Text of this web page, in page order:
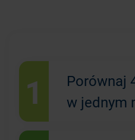
1
Porównaj
w jednym